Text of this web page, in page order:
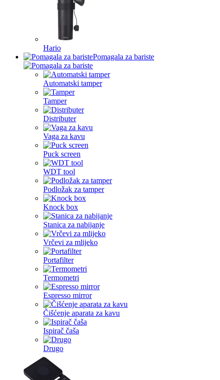
Hario
Pomagala za bariste
Automatski tamper
Tamper
Distributer
Vaga za kavu
Puck screen
WDT tool
Podložak za tamper
Knock box
Stanica za nabijanje
Vrčevi za mlijeko
Portafilter
Termometri
Espresso mirror
Čišćenje aparata za kavu
Ispirač čaša
Drugo